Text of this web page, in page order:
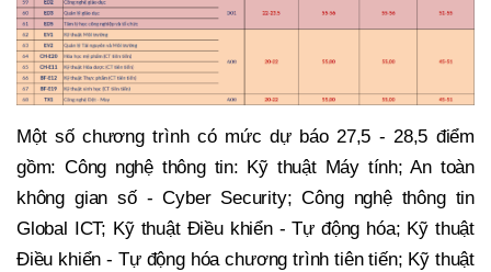
Một số chương trình có mức dự báo 27,5 - 28,5 điểm
gồm: Công nghệ thông tin: Kỹ thuật Máy tính; An toàn
không gian số - Cyber Security; Công nghệ thông tin
Global ICT; Kỹ thuật Điều khiển - Tự động hóa; Kỹ thuật
Điều khiển - Tự động hóa chương trình tiên tiến; Kỹ thuật